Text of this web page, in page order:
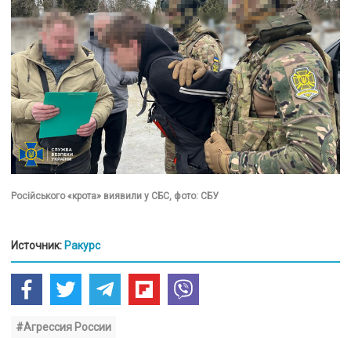
Російського «крота» виявили у СБС, фото: СБУ
Источник: Ракурс
#Агрессия России